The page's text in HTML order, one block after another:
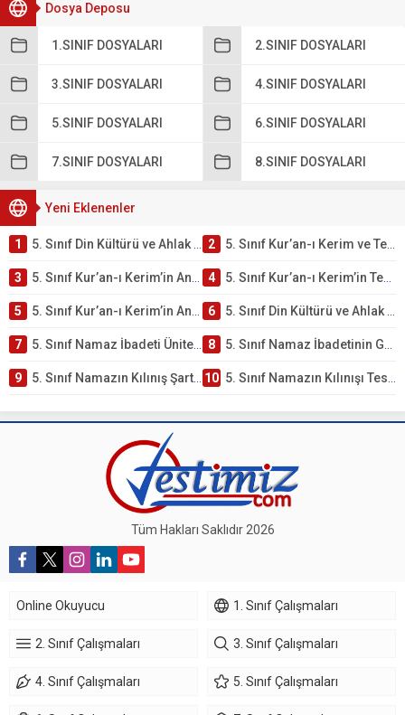
Dosya Deposu
1.SINIF DOSYALARI 2.SINIF DOSYALARI
3.SINIF DOSYALARI 4.SINIF DOSYALARI
5.SINIF DOSYALARI 6.SINIF DOSYALARI
7.SINIF DOSYALARI 8.SINIF DOSYALARI
Yeni Eklenenler
1 5. Sınıf Din Kültürü ve Ahlak Bilgisi 2. Ünite: Kur’an-ı Kerim Çalışmaları 2 5. Sınıf Kur’an-ı Kerim ve Temel Özellikleri Testi – Online Çöz
3 5. Sınıf Kur’an-ı Kerim’in Ana Konuları Testi – Online Çöz 4 5. Sınıf Kur’an-ı Kerim’in Temel Özellikleri ve Önemi Testi – Online Çöz
5 5. Sınıf Kur’an-ı Kerim’in Anlamı ve Önemi Testi – Online Çöz 6 5. Sınıf Din Kültürü ve Ahlak Bilgisi 2. Ünite: Namaz İbadeti Çalışmaları
7 5. Sınıf Namaz İbadeti Ünite Testi – Online Çöz 8 5. Sınıf Namaz İbadetinin Getirdiği Faydalar Testi
9 5. Sınıf Namazın Kılınış Şartları Testi 10 5. Sınıf Namazın Kılınışı Testi – Online Çöz
Tüm Hakları Saklıdır 2026
Online Okuyucu 1. Sınıf Çalışmaları
2. Sınıf Çalışmaları 3. Sınıf Çalışmaları
4. Sınıf Çalışmaları 5. Sınıf Çalışmaları